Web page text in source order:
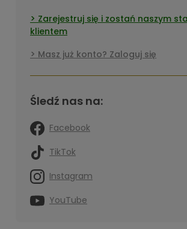
Zarejestruj się i zostań naszym
klientem
Masz już konto? Zaloguj się
Śledź nas na:
Facebook
TikTok
Instagram
YouTube